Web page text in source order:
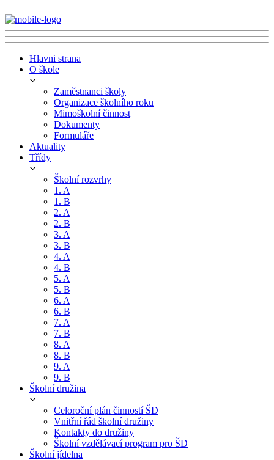
Hlavni strana
O škole
Zaměstnanci školy
Organizace školního roku
Mimoškolní činnost
Dokumenty
Formuláře
Aktuality
Třídy
Školní rozvrhy
1. A
1. B
2. A
2. B
3. A
3. B
4. A
4. B
5. A
5. B
6. A
6. B
7. A
7. B
8. A
8. B
9. A
9. B
Školní družina
Celoroční plán činností ŠD
Vnitřní řád školní družiny
Kontakty do družiny
Školní vzdělávací program pro ŠD
Školní jídelna